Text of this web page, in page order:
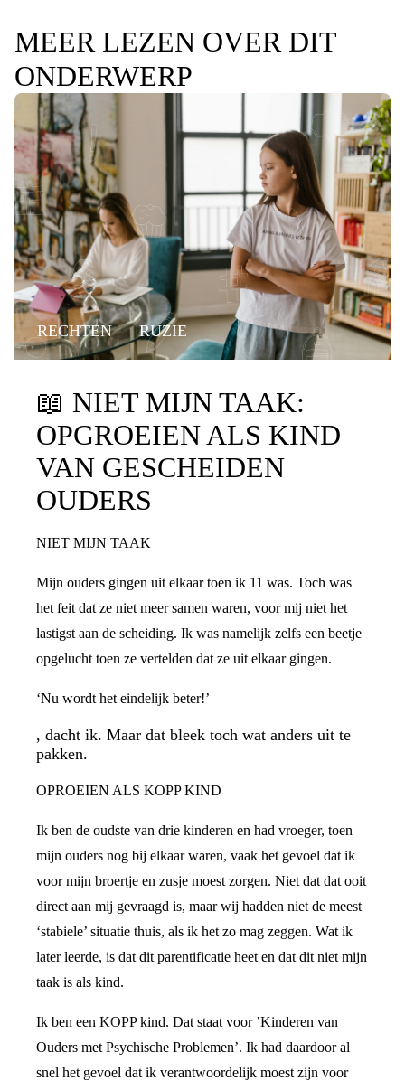
MEER LEZEN OVER DIT
ONDERWERP
RECHTEN RUZIE
📖 NIET MIJN TAAK:
OPGROEIEN ALS KIND
VAN GESCHEIDEN
OUDERS
NIET MIJN TAAK
Mijn ouders gingen uit elkaar toen ik 11 was. Toch was
het feit dat ze niet meer samen waren, voor mij niet het
lastigst aan de scheiding. Ik was namelijk zelfs een beetje
opgelucht toen ze vertelden dat ze uit elkaar gingen.
‘Nu wordt het eindelijk beter!’
, dacht ik. Maar dat bleek toch wat anders uit te
pakken.
OPROEIEN ALS KOPP KIND
Ik ben de oudste van drie kinderen en had vroeger, toen
mijn ouders nog bij elkaar waren, vaak het gevoel dat ik
voor mijn broertje en zusje moest zorgen. Niet dat dat ooit
direct aan mij gevraagd is, maar wij hadden niet de meest
‘stabiele’ situatie thuis, als ik het zo mag zeggen. Wat ik
later leerde, is dat dit parentificatie heet en dat dit niet mijn
taak is als kind.
Ik ben een KOPP kind. Dat staat voor ’Kinderen van
Ouders met Psychische Problemen’. Ik had daardoor al
snel het gevoel dat ik verantwoordelijk moest zijn voor